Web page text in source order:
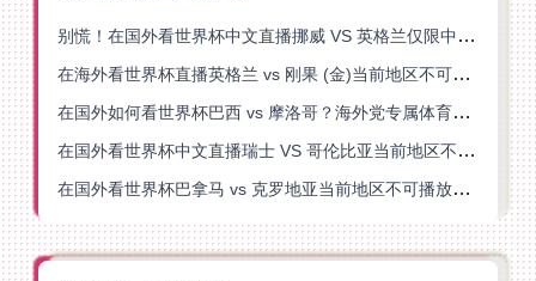
别慌！在国外看世界杯中文直播挪威 VS 英格兰仅限中国大陆？这篇指南帮你搞定
在海外看世界杯直播英格兰 vs 刚果 (金)当前地区不可播放？这篇指南帮你突破所有限制
在国外如何看世界杯巴西 vs 摩洛哥？海外党专属体育观赛指南来了
在国外看世界杯中文直播瑞士 VS 哥伦比亚当前地区不可播放？这篇指南帮你搞定
在国外看世界杯巴拿马 vs 克罗地亚当前地区不可播放？这篇指南帮你轻松解决海外体育直播难题